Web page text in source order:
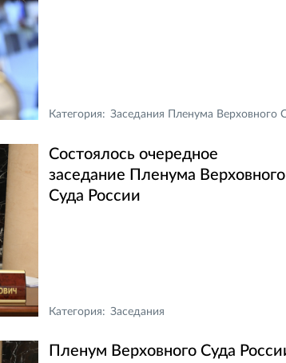
Категория: Заседания Пленума Верховного Суда Российской
Состоялось очередное
заседание Пленума Верховного
Суда России
Категория: Заседания
Пленум Верховного Суда